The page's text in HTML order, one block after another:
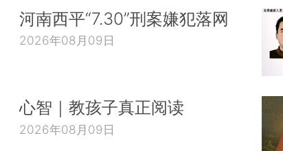
河南西平“7.30”刑案嫌犯落网
2026年08月09日
心智｜教孩子真正阅读
2026年08月09日